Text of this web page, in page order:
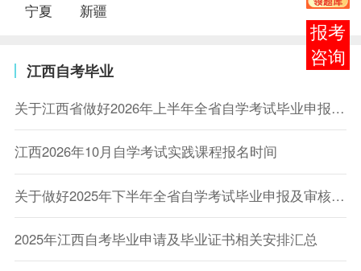
宁夏
新疆
江西自考毕业
关于江西省做好2026年上半年全省自学考试毕业申报及审核工作的通知
江西2026年10月自学考试实践课程报名时间
关于做好2025年下半年全省自学考试毕业申报及审核工作的通知
2025年江西自考毕业申请及毕业证书相关安排汇总
在线
客服